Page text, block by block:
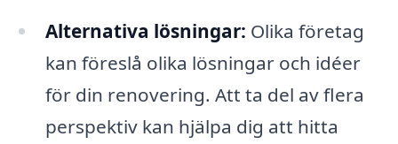
Alternativa lösningar: Olika företag
kan föreslå olika lösningar och idéer
för din renovering. Att ta del av flera
perspektiv kan hjälpa dig att hitta